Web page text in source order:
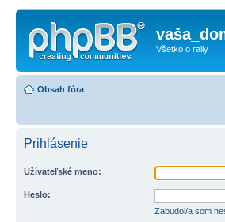
Všetko o rally
Obsah fóra
Prihlásenie
Užívateľské meno:
Heslo:
Zabudol/a som